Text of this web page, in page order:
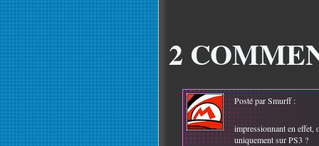
2
Posté par Smurff :
impressionnant en effet,
uniquement sur PS3 ?